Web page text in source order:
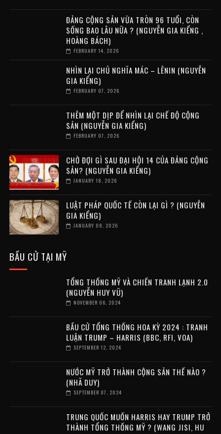
ĐẢNG CỘNG SẢN VỪA TRÒN 96 TUỔI, CÒN
SỐNG BAO LÂU NỮA ? (NGUYỄN GIA KIỂNG ,
HOÀNG BÁCH)
FEBRUARY 14, 2026
NHÌN LẠI CHỦ NGHĨA MÁC – LÊNIN (NGUYỄN
GIA KIỂNG)
FEBRUARY 07, 2026
THÊM MỘT DỊP ĐỂ NHÌN LẠI CHẾ ĐỘ CỘNG
SẢN (NGUYỄN GIA KIỂNG)
FEBRUARY 07, 2026
CHỜ ĐỢI GÌ SAU ĐẠI HỘI 14 CỦA ĐẢNG CỘNG
SẢN? (NGUYỄN GIA KIỂNG)
JANUARY 18, 2026
LUẬT PHÁP QUỐC TẾ CÒN LẠI GÌ ? (NGUYỄN
GIA KIỂNG)
JANUARY 08, 2026
BẦU CỬ TẠI MỸ
TỔNG THỐNG MỸ VÀ CHIẾN TRANH LẠNH 2.0
(NGUYỄN HUY VŨ)
NOVEMBER 06, 2024
BẦU CỬ TỔNG THỐNG HOA KỲ 2024 : TRANH
LUẬN TRUMP – HARRIS (BBC, RFI, VOA)
SEPTEMBER 12, 2024
NƯỚC MỸ TRỞ THÀNH CỘNG SẢN THẾ NÀO ?
(NHÃ DUY)
SEPTEMBER 07, 2024
TRUNG QUỐC MUỐN HARRIS HAY TRUMP TRỞ
THÀNH TỔNG THỐNG MỸ ? (WANG JISI, HU